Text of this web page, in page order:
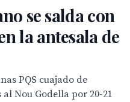
se salda con
la antesala de
PQS cuajado de
Nou Godella por 20-21